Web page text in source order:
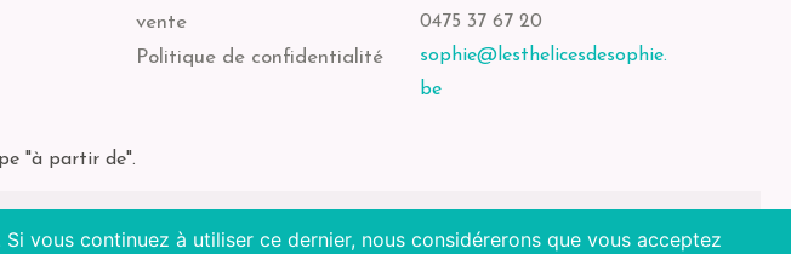
vente
Politique de confidentialité
0475 37 67 20
sophie@lesthelicesdesophie.
be
"à partir de".
Octopix + WordPress = ❤
vous continuez à utiliser ce dernier, nous considérerons que vous acceptez